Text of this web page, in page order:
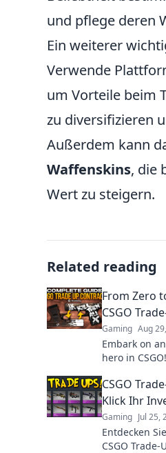
und pflege deren
Ein weiterer
Verwende
um Vorteile beim
zu diversifizieren
Außerdem kann
Waffenskins, die
Wert zu steigern.
Related reading
From Zero
CSGO
Gaming Aug
Embark on
hero in
adventure
CSGO
Klick Ihr
Gaming Jul 25,
Entdecken
CSGO